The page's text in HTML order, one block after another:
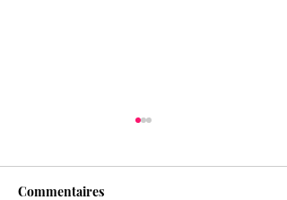
Commentaires